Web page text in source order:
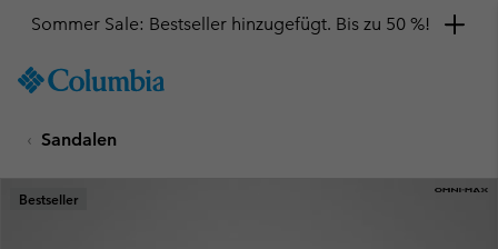
TO
SKIP
MAIN
NAV
Sommer Sale: Bestseller hinzugefügt. Bis zu 50 %!
Sandalen
Bestseller